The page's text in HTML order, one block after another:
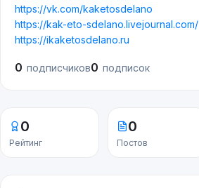
https://vk.com/kaketosdelano
https://kak-eto-sdelano.livejournal.com/
https://ikaketosdelano.ru
0 подписчиков0 подписок
0
Рейтинг
0
Постов